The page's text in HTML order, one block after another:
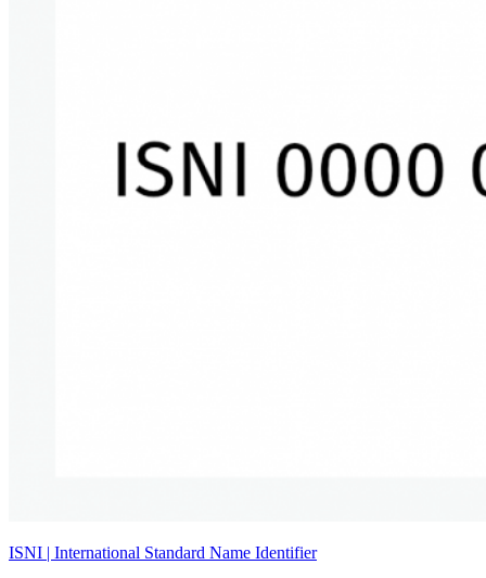
ISNI | International Standard Name Identifier